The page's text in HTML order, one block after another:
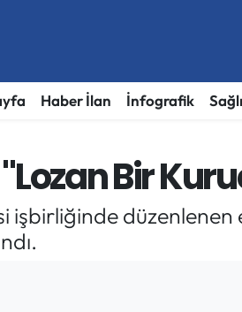
Haber İlan İnfografik
Bir
işbirliğinde